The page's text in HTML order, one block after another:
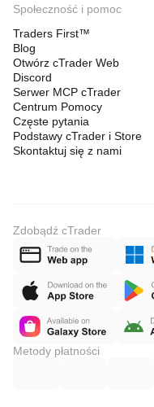
Społeczność i pomoc
Traders First™
Blog
Otwórz cTrader Web
Discord
Serwer MCP cTrader
Centrum Pomocy
Częste pytania
Podstawy cTrader i Store
Skontaktuj się z nami
Zdobądź cTrader
Metody płatności